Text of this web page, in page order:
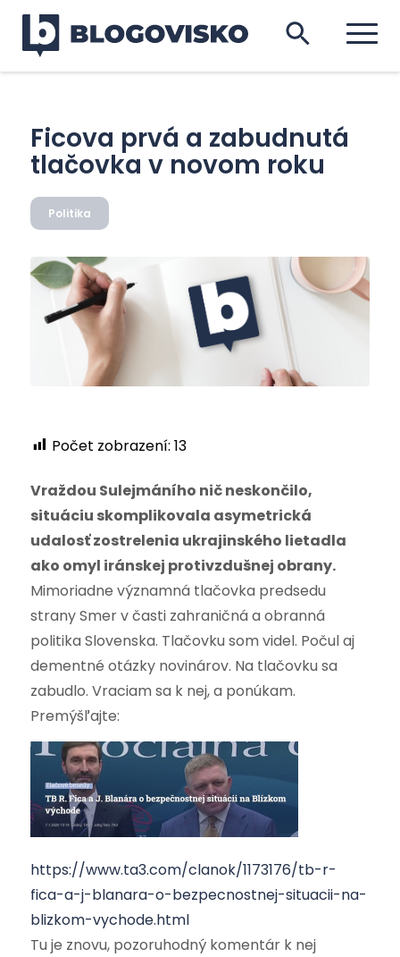
Ficova prvá a zabudnutá
tlačovka v novom roku
Politika
Počet zobrazení: 13
Vraždou Sulejmáního nič neskončilo,
situáciu skomplikovala asymetrická
udalosť zostrelenia ukrajinského lietadla
ako omyl iránskej protivzdušnej obrany.
Mimoriadne významná tlačovka predsedu
strany Smer v časti zahraničná a obranná
politika Slovenska. Tlačovku som videl. Počul aj
dementné otázky novinárov. Na tlačovku sa
zabudlo. Vraciam sa k nej, a ponúkam.
Premýšľajte:
https://www.ta3.com/clanok/1173176/tb-r-
fica-a-j-blanara-o-bezpecnostnej-situacii-na-
blizkom-vychode.html
Tu je znovu, pozoruhodný komentár k nej